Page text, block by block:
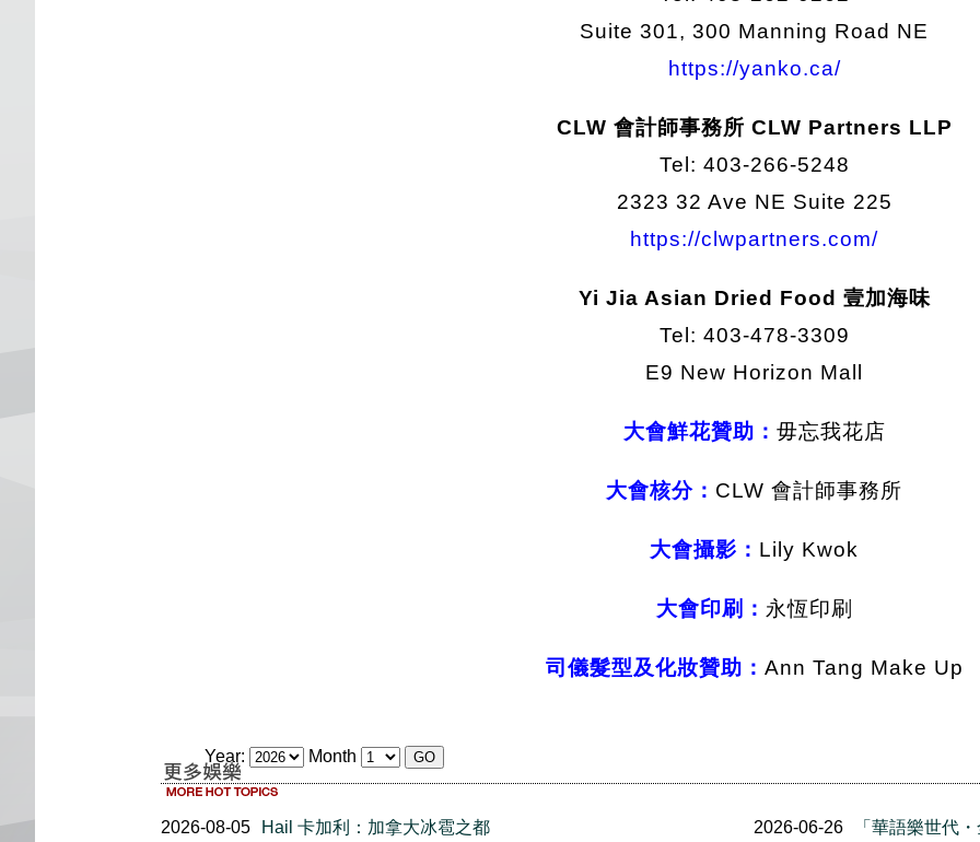
Suite 301, 300 Manning Road NE
https://yanko.ca/
CLW 會計師事務所 CLW Partners LLP
Tel: 403-266-5248
2323 32 Ave NE Suite 225
https://clwpartners.com/
Yi Jia Asian Dried Food 壹加海味
Tel: 403-478-3309
E9 New Horizon Mall
大會鮮花贊助： 毋忘我花店
大會核分： CLW 會計師事務所
大會攝影： Lily Kwok
大會印刷： 永恆印刷
司儀髮型及化妝贊助： Ann Tang Make Up
Year: Month
2026-08-05 Hail 卡加利：加拿大冰雹之都 2026-06-26 「華語樂世代